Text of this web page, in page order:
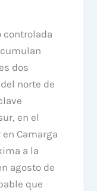
controlada
dos
norte de
en el
Camarga
a la
agosto de
que